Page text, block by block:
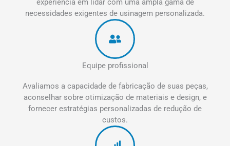
experiência em lidar com uma ampla gama de
necessidades exigentes de usinagem personalizada.
Equipe profissional
Avaliamos a capacidade de fabricação de suas peças,
aconselhar sobre otimização de materiais e design, e
fornecer estratégias personalizadas de redução de
custos.